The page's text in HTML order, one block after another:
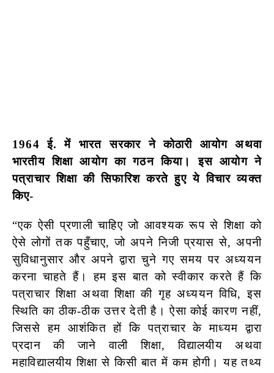
1964 ई. में भारत सरकार ने कोठारी आयोग अथवा
भारतीय शिक्षा आयोग का गठन किया।
इस आयोग ने
पत्राचार शिक्षा की सिफारिश करते हुए ये विचार व्यक्त
किए-
“एक ऐसी प्रणाली चाहिए जो आवश्यक रूप से शिक्षा को
ऐसे लोगों तक पहुँचाए, जो अपने निजी प्रयास से, अपनी
सुविधानुसार और अपने द्वारा चुने गए समय पर अध्ययन
करना चाहते हैं। हम इस बात को स्वीकार करते हैं कि
पत्राचार शिक्षा अथवा शिक्षा की गृह अध्ययन विधि, इस
स्थिति का ठीक-ठीक उत्तर देती है। ऐसा कोई कारण नहीं,
जिससे हम आशंकित हों कि पत्राचार के माध्यम द्वारा
प्रदान की जाने वाली शिक्षा, विद्यालयीय अथवा
महाविद्यालयीय शिक्षा से किसी बात में कम होगी। यह तथ्य